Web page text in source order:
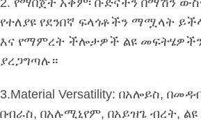
2. የማበጀት አቅም፡ ቡድናችን በማሽን
የተለያዩ የደንበኛ ፍላጎቶችን ማሟላት
እና የማምረት ችሎታዎች ልዩ
ያረጋግጣሉ።
3.Material Versatility: በአሎይስ,
በብራስ, በአሉሚኒየም, በአይዝጌ ብረት,